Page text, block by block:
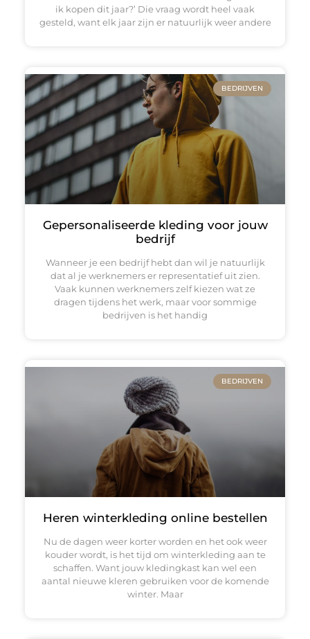
ik kopen dit jaar?’ Die vraag wordt heel vaak
gesteld, want elk jaar zijn er natuurlijk weer andere
BEDRIJVEN
Gepersonaliseerde kleding voor jouw
bedrijf
Wanneer je een bedrijf hebt dan wil je natuurlijk
dat al je werknemers er representatief uit zien.
Vaak kunnen werknemers zelf kiezen wat ze
dragen tijdens het werk, maar voor sommige
bedrijven is het handig
BEDRIJVEN
Heren winterkleding online bestellen
Nu de dagen weer korter worden en het ook weer
kouder wordt, is het tijd om winterkleding aan te
schaffen. Want jouw kledingkast kan wel een
aantal nieuwe kleren gebruiken voor de komende
winter. Maar